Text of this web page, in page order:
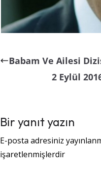
Babam Ve Ailesi
2 Eylül
Bir yanıt yazın
E-posta adresiniz
işaretlenmişlerdir